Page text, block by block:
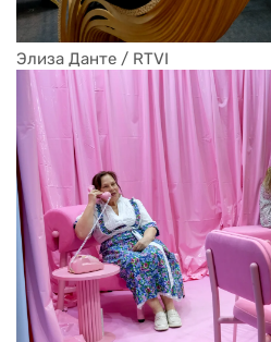
Элиза Данте / RTVI